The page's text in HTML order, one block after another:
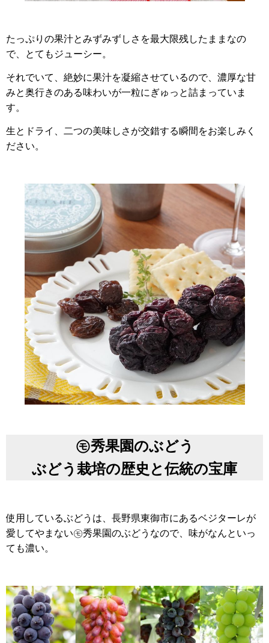
たっぷりの果汁とみずみずしさを最大限残したままなの
で、とてもジューシー。
それでいて、絶妙に果汁を凝縮させているので、濃厚な甘
みと奥行きのある味わいが一粒にぎゅっと詰まっていま
す。
生とドライ、二つの美味しさが交錯する瞬間をお楽しみく
ださい。
㋲秀果園のぶどう
ぶどう栽培の歴史と伝統の宝庫
使用しているぶどうは、長野県東御市にあるベジターレが
愛してやまない㋲秀果園のぶどうなので、味がなんといっ
ても濃い。